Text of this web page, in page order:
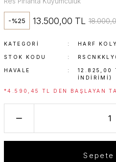
-%25 13.500,00 TL
KATEGORI HARF
STOK KODU
HAVALE
12.825,00
INDIRIMI)
*4.590,45 TL DEN BAŞLAYAN
Sepete